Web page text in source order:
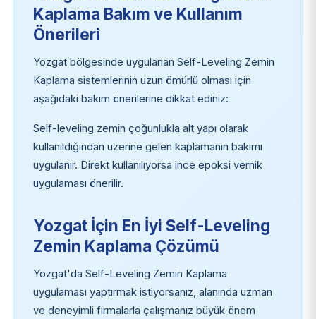
Kaplama Bakım ve Kullanım
Önerileri
Yozgat bölgesinde uygulanan Self-Leveling Zemin
Kaplama sistemlerinin uzun ömürlü olması için
aşağıdaki bakım önerilerine dikkat ediniz:
Self-leveling zemin çoğunlukla alt yapı olarak
kullanıldığından üzerine gelen kaplamanın bakımı
uygulanır. Direkt kullanılıyorsa ince epoksi vernik
uygulaması önerilir.
Yozgat İçin En İyi Self-Leveling
Zemin Kaplama Çözümü
Yozgat'da Self-Leveling Zemin Kaplama
uygulaması yaptırmak istiyorsanız, alanında uzman
ve deneyimli firmalarla çalışmanız büyük önem